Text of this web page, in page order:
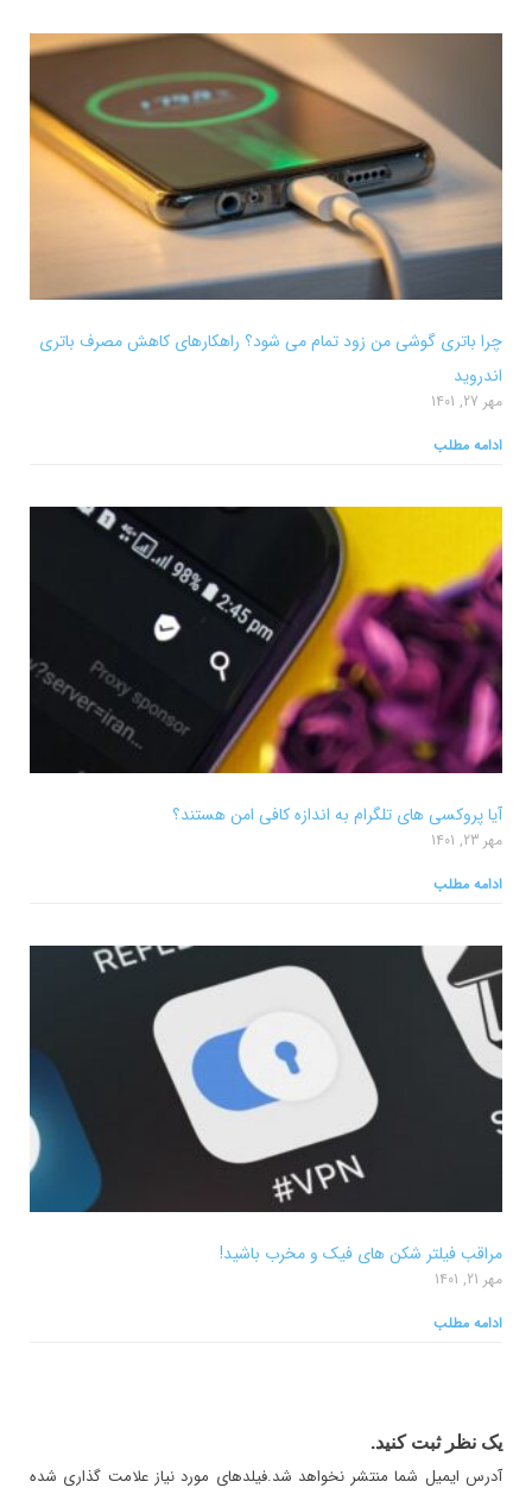
چرا باتری گوشی من زود تمام می شود؟ راهکارهای کاهش مصرف باتری
اندروید
مهر 27, 1401
ادامه مطلب
آیا پروکسی های تلگرام به اندازه کافی امن هستند؟
مهر 23, 1401
ادامه مطلب
مراقب فیلتر شکن های فیک و مخرب باشید!
مهر 21, 1401
ادامه مطلب
یک نظر ثبت کنید.
آدرس ایمیل شما منتشر نخواهد شد.فیلدهای مورد نیاز علامت گذاری شده